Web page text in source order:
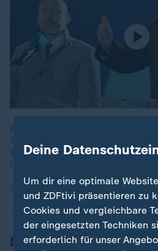
Die CSU-Landesgruppe setzt ihre
Seeon fort. Diskutiert werden neue
Wirtschaftskrise zu bekämpfen, etwa
Unternehmen.
07.01.2026 | 0:21 min
Deutsche Umwelthilfe:
Deine
Um dir eine optimale
und ZDFtivi präsentieren zu
Cookies und vergleichbare
der eingesetzten Techniken
erforderlich für unser